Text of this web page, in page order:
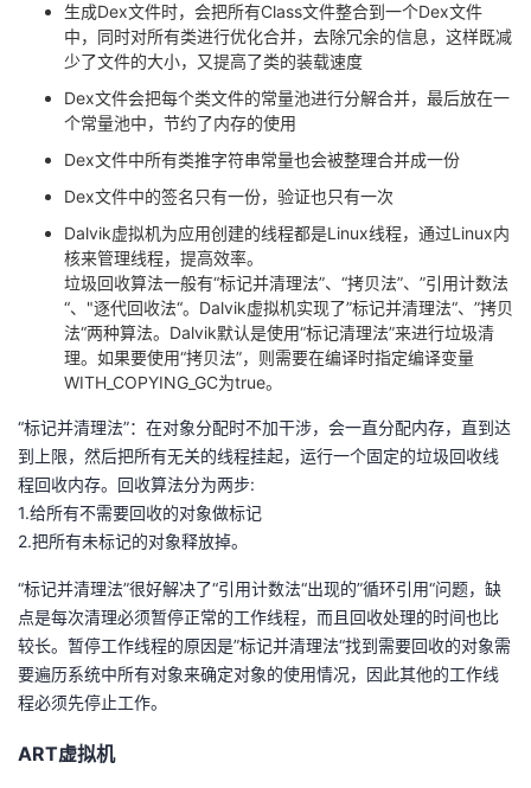
动
关
的
者
的
课
程
我
的
认
证
我
的
实
验
我
的
收
藏
我
Programs
支
技
术
支
持
的
云
声
建
议
生成Dex文件时，会把所有Class文件整合到一个Dex文件
中，同时对所有类进行优化合并，去除冗余的信息，这样既减
少了文件的大小，又提高了类的装载速度
Dex文件会把每个类文件的常量池进行分解合并，最后放在一
个常量池中，节约了内存的使用
Dex文件中所有类推字符串常量也会被整理合并成一份
Dex文件中的签名只有一份，验证也只有一次
Dalvik虚拟机为应用创建的线程都是Linux线程，通过Linux内
核来管理线程，提高效率。
垃圾回收算法一般有“标记并清理法”、“拷贝法”、”引用计数法
“、"逐代回收法“。Dalvik虚拟机实现了”标记并清理法“、”拷贝
法“两种算法。Dalvik默认是使用“标记清理法”来进行垃圾清
理。如果要使用“拷贝法”，则需要在编译时指定编译变量
WITH_COPYING_GC为true。
“标记并清理法”：在对象分配时不加干涉，会一直分配内存，直到达
到上限，然后把所有无关的线程挂起，运行一个固定的垃圾回收线
程回收内存。回收算法分为两步:
1.给所有不需要回收的对象做标记
2.把所有未标记的对象释放掉。
“标记并清理法”很好解决了“引用计数法“出现的”循环引用“问题，缺
点是每次清理必须暂停正常的工作线程，而且回收处理的时间也比
较长。暂停工作线程的原因是”标记并清理法“找到需要回收的对象需
要遍历系统中所有对象来确定对象的使用情况，因此其他的工作线
程必须先停止工作。
ART虚拟机